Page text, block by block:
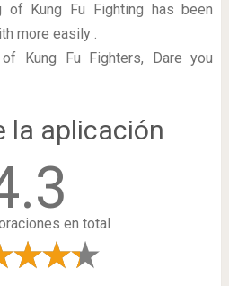
of Kung Fu Fighting has been
more easily .
Kung Fu Fighters, Dare you
la aplicación
en total